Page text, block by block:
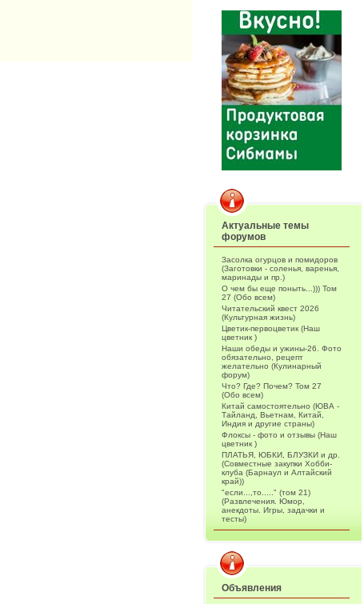
Актуальные темы
форумов
Засолка огурцов и помидоров
(Заготовки - соленья, варенья,
маринады и пр.)
О чем бы еще поныть...))) Том
27 (Обо всем)
Читательский квест 2026
(Культурная жизнь)
Цветик-первоцветик (Наш
цветник )
Наши обеды и ужины-26. Фото
обязательно, рецепт
желательно (Кулинарный
форум)
Что? Где? Почем? Том 27
(Обо всем)
Китай самостоятельно (ЮВА -
Тайланд, Вьетнам, Китай,
Индия и другие страны)
Флоксы - фото и отзывы (Наш
цветник )
ПЛАТЬЯ, ЮБКИ, БЛУЗКИ и др.
(Совместные закупки Хобби-
клуба (Барнаул и Алтайский
край))
"если...,то....." (том 21)
(Развлечения. Юмор,
анекдоты. Игры, задачки и
тесты)
Объявления